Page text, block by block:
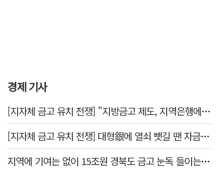
경제 기사
[지자체 금고 유치 전쟁] "지방금고 제도, 지역은행에 불리"
[지자체 금고 유치 전쟁] 대형銀에 열쇠 뺏길 땐 자금 역외 유출→재투자 선순환 붕괴
지역에 기여는 없이 15조원 경북도 금고 눈독 들이는 대형銀